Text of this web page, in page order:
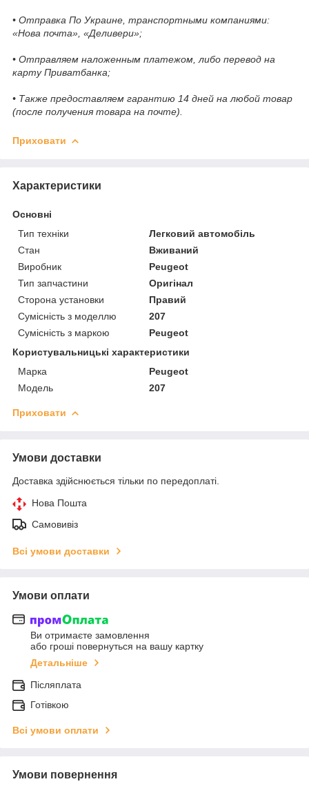
• Отправка По Украине, транспортными компаниями:
«Нова почта», «Деливери»;
• Отправляем наложенным платежом, либо перевод на
карту Приватбанка;
• Также предоставляем гарантию 14 дней на любой товар
(после получения товара на почте).
Приховати
Характеристики
Основні
Тип техніки
Легковий автомобіль
Стан
Вживаний
Виробник
Peugeot
Тип запчастини
Оригінал
Сторона установки
Правий
Сумісність з моделлю
207
Сумісність з маркою
Peugeot
Користувальницькі характеристики
Марка
Peugeot
Модель
207
Приховати
Умови доставки
Доставка здійснюється тільки по передоплаті.
Нова Пошта
Самовивіз
Всі умови доставки
Умови оплати
Ви отримаєте замовлення
або гроші повернуться на вашу картку
Детальніше
Післяплата
Готівкою
Всі умови оплати
Умови повернення